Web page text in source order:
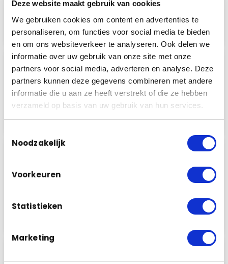
Deze website maakt gebruik van cookies
We gebruiken cookies om content en advertenties te
personaliseren, om functies voor social media te bieden
en om ons websiteverkeer te analyseren. Ook delen we
informatie over uw gebruik van onze site met onze
partners voor social media, adverteren en analyse. Deze
partners kunnen deze gegevens combineren met andere
informatie die u aan ze heeft verstrekt of die ze hebben
verzameld op basis van uw gebruik van hun services.
Noodzakelijk
Voorkeuren
Statistieken
Marketing
intercom. Aan de hand van uw aanvraag
nemen wij contact met u op. Voor direct
contact mag u ons natuurlijk ook bellen.
2 Advies op locatie
Wij komen graag bij u langs om uw
persoonlijke situatie te bekijken en met u
de…
Lees meer
3
Het beveiligingssysteem zal door onze
eigen monteurs vakkundig worden
passie voor…